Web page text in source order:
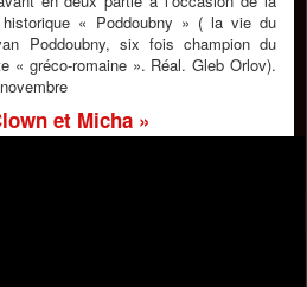
« Poddoubny » ( la vie du
Poddoubny, six fois champion du
« gréco-romaine ». Réal. Gleb Orlov).
et Micha »